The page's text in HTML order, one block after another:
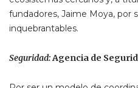
fundadores, Jaime Moya, por
inquebrantables.
Seguridad:Agencia de